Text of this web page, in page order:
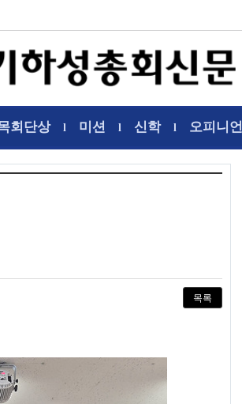
회단상l 미션 l 신학l 오피니언
목록